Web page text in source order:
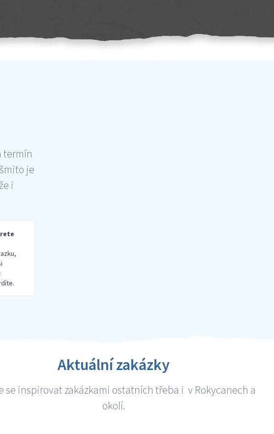
termín
je
i
Aktuální zakázky
se inspirovat zakázkami ostatních třeba i v Rokycanech a
okolí.